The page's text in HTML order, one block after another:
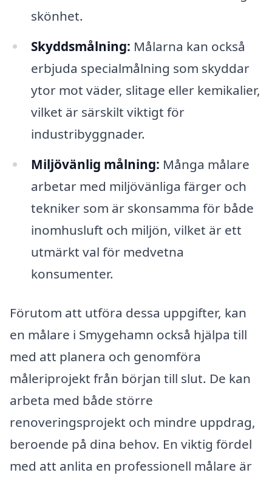
skönhet.
Skyddsmålning: Målarna kan också
erbjuda specialmålning som skyddar
ytor mot väder, slitage eller kemikalier,
vilket är särskilt viktigt för
industribyggnader.
Miljövänlig målning: Många målare
arbetar med miljövänliga färger och
tekniker som är skonsamma för både
inomhusluft och miljön, vilket är ett
utmärkt val för medvetna
konsumenter.
Förutom att utföra dessa uppgifter, kan
en målare i Smygehamn också hjälpa till
med att planera och genomföra
måleriprojekt från början till slut. De kan
arbeta med både större
renoveringsprojekt och mindre uppdrag,
beroende på dina behov. En viktig fördel
med att anlita en professionell målare är